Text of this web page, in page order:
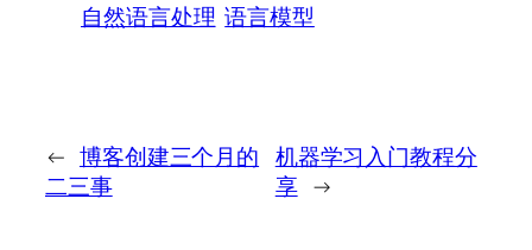
自然语言处理 语言模型
← 博客创建三个月的
二三事
机器学习入门教程分
享 →